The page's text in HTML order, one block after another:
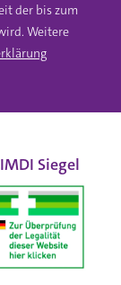
der bis zum
Weitere
Siegel